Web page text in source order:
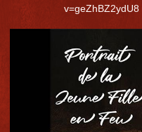
v=geZhBZ2ydU8